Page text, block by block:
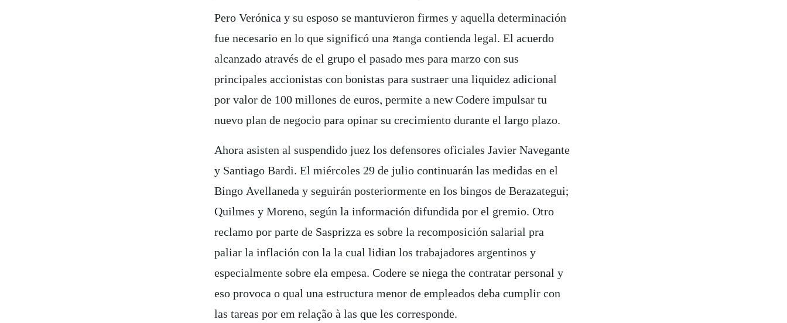
Pero Verónica y su esposo se mantuvieron firmes y aquella determinación
fue necesario en lo que significó una ?tanga contienda legal. El acuerdo
alcanzado através de el grupo el pasado mes para marzo con sus
principales accionistas con bonistas para sustraer una liquidez adicional
por valor de 100 millones de euros, permite a new Codere impulsar tu
nuevo plan de negocio para opinar su crecimiento durante el largo plazo.
Ahora asisten al suspendido juez los defensores oficiales Javier Navegante
y Santiago Bardi. El miércoles 29 de julio continuarán las medidas en el
Bingo Avellaneda y seguirán posteriormente en los bingos de Berazategui;
Quilmes y Moreno, según la información difundida por el gremio. Otro
reclamo por parte de Sasprizza es sobre la recomposición salarial pra
paliar la inflación con la la cual lidian los trabajadores argentinos y
especialmente sobre ela empesa. Codere se niega the contratar personal y
eso provoca o qual una estructura menor de empleados deba cumplir con
las tareas por em relação à las que les corresponde.